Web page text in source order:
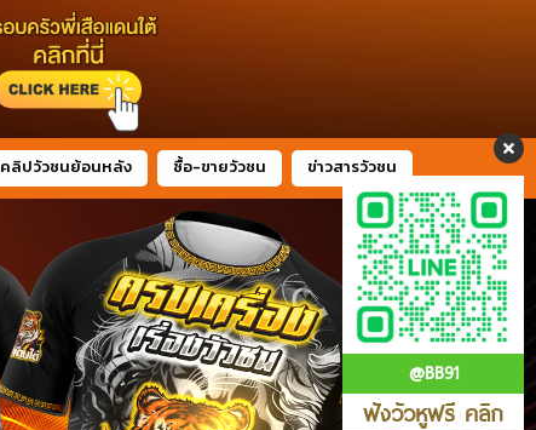
@BB91
ฟังวัวหูฟรี คลิก
คลิปวัวชนย้อนหลัง ซื้อ-ขายวัวชน ข่าวสารวัวชน